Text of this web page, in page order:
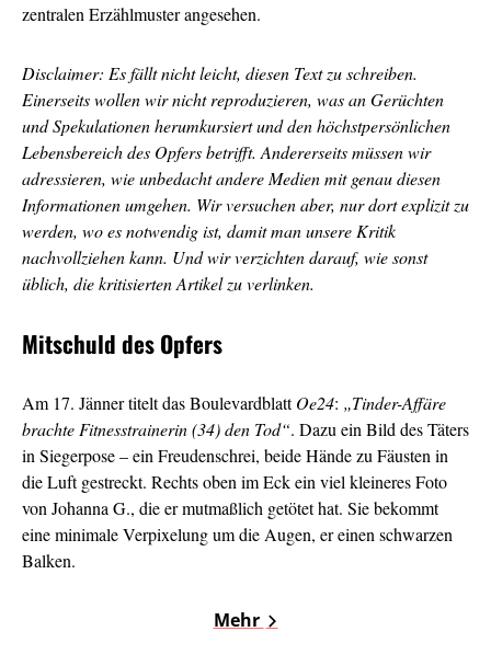
zentralen Erzählmuster angesehen.
Disclaimer: Es fällt nicht leicht, diesen Text zu schreiben.
Einerseits wollen wir nicht reproduzieren, was an Gerüchten
und Spekulationen herumkursiert und den höchstpersönlichen
Lebensbereich des Opfers betrifft. Andererseits müssen wir
adressieren, wie unbedacht andere Medien mit genau diesen
Informationen umgehen. Wir versuchen aber, nur dort explizit zu
werden, wo es notwendig ist, damit man unsere Kritik
nachvollziehen kann. Und wir verzichten darauf, wie sonst
üblich, die kritisierten Artikel zu verlinken.
Mitschuld des Opfers
Am 17. Jänner titelt das BoulevardblattOe24: „Tinder-Affäre
brachte Fitnesstrainerin (34) den Tod“. Dazu ein Bild des Täters
in Siegerpose – ein Freudenschrei, beide Hände zu Fäusten in
die Luft gestreckt. Rechts oben im Eck ein viel kleineres Foto
von Johanna G., die er mutmaßlich getötet hat. Sie bekommt
eine minimale Verpixelung um die Augen, er einen schwarzen
Balken.
Mehr